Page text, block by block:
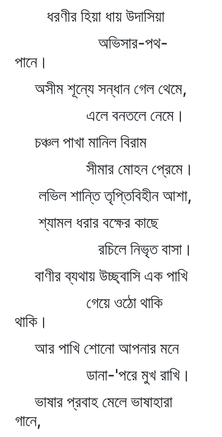
ধরণীর হিয়া ধায় উদাসিয়া
অভিসার-পথ-
পানে।
অসীম শূন্যে সন্ধান গেল থেমে,
এলে বনতলে নেমে।
চঞ্চল পাখা মানিল বিরাম
সীমার মোহন প্রেমে।
লভিল শান্তি তৃপ্তিবিহীন আশা,
শ্যামল ধরার বক্ষের কাছে
রচিলে নিভৃত বাসা।
বাণীর ব্যথায় উচ্ছ্বাসি এক পাখি
গেয়ে ওঠো থাকি
থাকি।
আর পাখি শোনো আপনার মনে
ডানা-'পরে মুখ রাখি।
ভাষার প্রবাহ মেলে ভাষাহারা
গানে,